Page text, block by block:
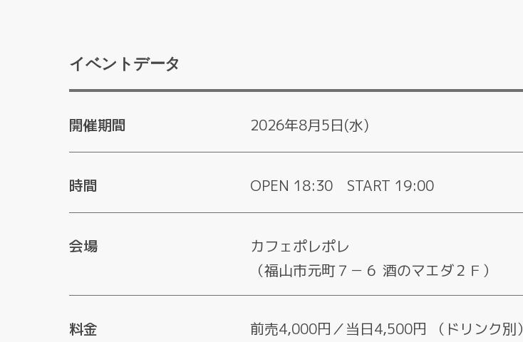
イベントデータ
開催期間 2026年8月5日(水)
時間 OPEN 18:30 START 19:00
会場
カフェポレポレ
（福山市元町７－６ 酒のマエダ２Ｆ）
料金 前売4,000円／当日4,500円 （ドリンク別）